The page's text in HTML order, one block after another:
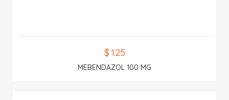
$ 1.25
MEBENDAZOL 100 MG